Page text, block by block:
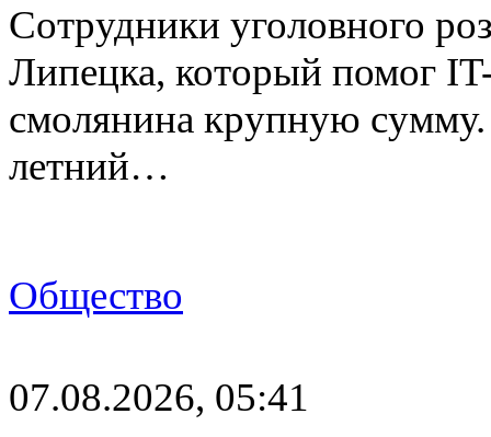
Сотрудники уголовного
Липецка, который помог
смолянина крупную
летний…
Общество
07.08.2026, 05:41